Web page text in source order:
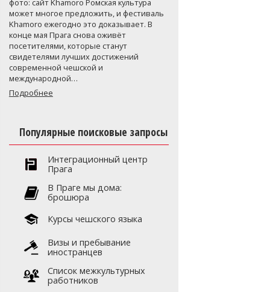
фото: сайт Khamoro Ромская культура
может многое предложить, и фестиваль
Khamoro ежегодно это доказывает. В
конце мая Прага снова оживёт
посетителями, которые станут
свидетелями лучших достижений
современной чешской и
международной…
Подробнее
Популярные поисковые запросы
Интеграционный центр
Прага
В Праге мы дома:
брошюра
Курсы чешского языка
Визы и пребывание
иностранцев
Список межкультурных
работников